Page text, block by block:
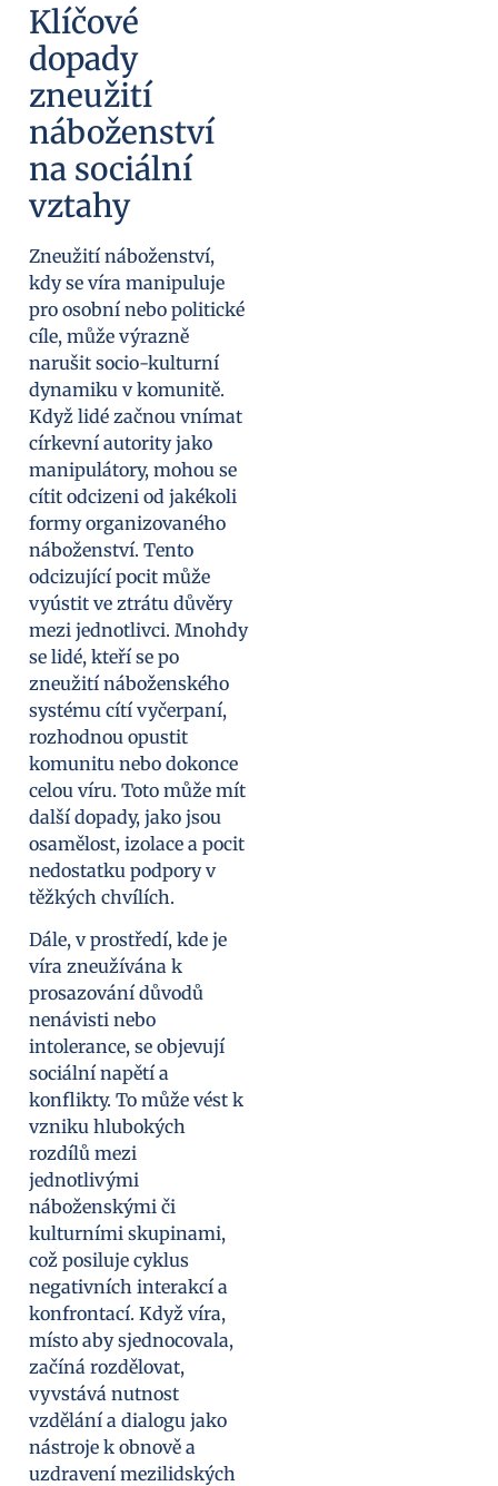
Klíčové
dopady
zneužití
náboženství
na sociální
vztahy
Zneužití náboženství,
kdy se víra manipuluje
pro osobní nebo politické
cíle, může výrazně
narušit socio-kulturní
dynamiku v komunitě.
Když lidé začnou vnímat
církevní autority jako
manipulátory, mohou se
cítit odcizeni od jakékoli
formy organizovaného
náboženství. Tento
odcizující pocit může
vyústit ve ztrátu důvěry
mezi jednotlivci. Mnohdy
se lidé, kteří se po
zneužití náboženského
systému cítí vyčerpaní,
rozhodnou opustit
komunitu nebo dokonce
celou víru. Toto může mít
další dopady, jako jsou
osamělost, izolace a pocit
nedostatku podpory v
těžkých chvílích.
Dále, v prostředí, kde je
víra zneužívána k
prosazování důvodů
nenávisti nebo
intolerance, se objevují
sociální napětí a
konflikty. To může vést k
vzniku hlubokých
rozdílů mezi
jednotlivými
náboženskými či
kulturními skupinami,
což posiluje cyklus
negativních interakcí a
konfrontací. Když víra,
místo aby sjednocovala,
začíná rozdělovat,
vyvstává nutnost
vzdělání a dialogu jako
nástroje k obnově a
uzdravení mezilidských